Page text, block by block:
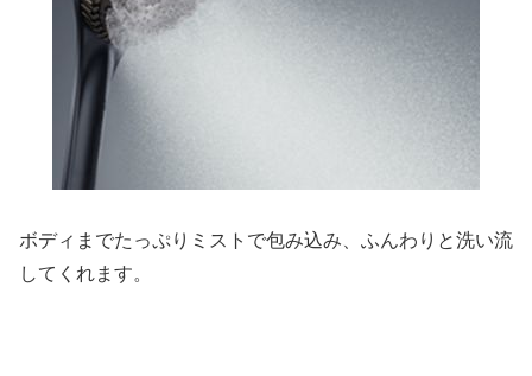
ボディまでたっぷりミストで包み込み、ふんわりと洗い流
してくれます。